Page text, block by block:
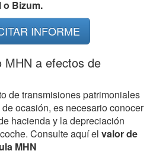
o Bizum.
INFORME
MHN a efectos de
de transmisiones patrimoniales
ocasión, es necesario conocer
hacienda y la depreciación
Consulte aquí el valor de
MHN